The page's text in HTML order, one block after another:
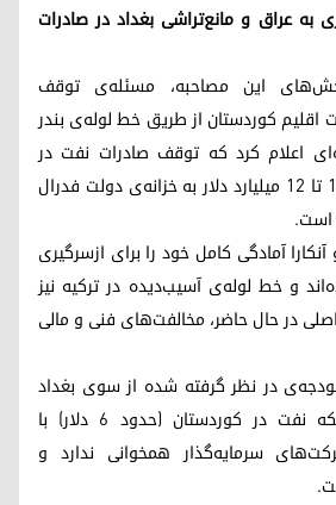
دلاری به عراق و مانع‌تراشی بغداد در صادرات
این مصاحبه، مسئله‌ی توقف
اقلیم کوردستان از طریق خط لوله‌ی بندر
اعلام کرد که توقف صادرات نفت در
ماه‌های گذشته، بین ۱۱ تا ۱۲ میلیارد دلار به خزانه‌ی دولت فدرال
است.
آمادگی کامل خود را برای ازسرگیری
و خط لوله‌ی آسیب‌دیده در ترکیه نیز
در حال حاضر، مخالفت‌های فنی و مالی
در نظر گرفته شده از سوی بغداد
برای استخراج هر بشکه نفت در کوردستان (حدود ۶ دلار) با
سرمایه‌گذار همخوانی ندارد و